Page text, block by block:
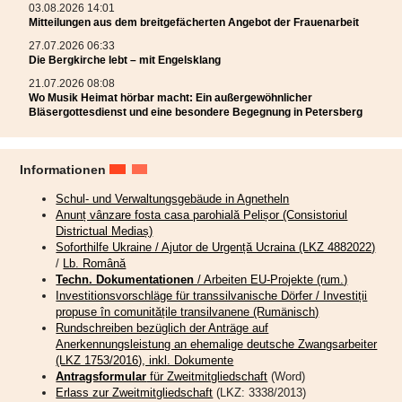
Frauen waren in der Öffentlichkeitsarbeit aktiv und sorgten für die
Herausgabe einer rumänischsprachigen Andachtenbroschüre und des
der Frauenarbeit im Bischofshaus in Hermannstadt erhältlich. Die Broschüre
ist eine Übersetzung 2025 anlässlich des großen Jubiläums der Frauenarbeit
erschienenen deutschsprachigen Andachtenbüchleins und konnte dank der
Unterstützung der Projektabteilung des Landeskonsistoriums und des
Hauptanwalts unserer Kirche mit Finanzierung seitens des Martin-Luther-
Frauen, die mit ihren Beiträgen zur Gestaltung des Rundbriefs beigetragen
haben. 100 Ausgaben wurden bis zum Jubiläumsjahr 2025 zusammengestellt
und gedruckt. Mit dem Heft Nr. 101 im Jahr der Losung „Siehe ich mache
alles neu“ geht die Frauenarbeit nicht nur bewährte Wege weiter, sondern
beschreitet mutig und vertrauensvoll neue Wege.
Frauen bereiten auch für die bevorstehenden Wochen
gemeinschaftsfördernde Veranstaltungen vor. Mehr dazu unter:
www.frauenarbeit.round(20+) Frauenarbeit | Facebook.
Die Bergkirche lebt – mit
Engelsklang
03.08.2026 14:01
Mitteilungen aus dem breitgefächerten Angebot der Frauenarbeit
27.07.2026 06:33
Die Bergkirche lebt – mit Engelsklang
21.07.2026 08:08
Wo Musik Heimat hörbar macht: Ein außergewöhnlicher
Bläsergottesdienst und eine besondere Begegnung in Petersberg
Informationen
Schul- und Verwaltungsgebäude in Agnetheln
Anunț vânzare fosta casa parohială Pelișor (Consistoriul
Districtual Mediaș)
Soforthilfe Ukraine / Ajutor de Urgență Ucraina (LKZ 4882022)
/ Lb. Română
Techn. Dokumentationen/ Arbeiten EU-Projekte (rum.)
Investitionsvorschläge für transsilvanische Dörfer / Investiții
propuse în comunitățile transilvanene (Rumänisch)
Rundschreiben bezüglich der Anträge auf
Anerkennungsleistung an ehemalige deutsche Zwangsarbeiter
(LKZ 1753/2016), inkl. Dokumente
Antragsformular für Zweitmitgliedschaft (Word)
Erlass zur Zweitmitgliedschaft (LKZ: 3338/2013)